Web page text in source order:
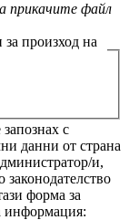
прикачите файл
произход на
с
данни от страна
и,
законодателство
форма за
информация: